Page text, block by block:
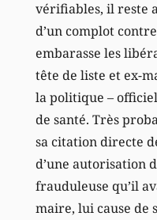
vérifiables, il reste
d’un complot
embarasse les
tête de liste et ex-
la politique –
de santé. Très
sa citation directe
d’une autorisation
frauduleuse qu’il
maire, lui cause de